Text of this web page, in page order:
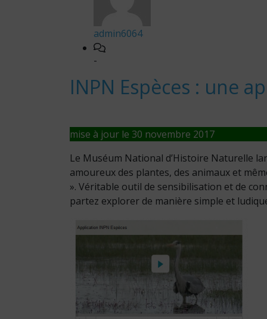
admin6064
-
INPN Espèces : une
mise à jour le 30 novembre 2017
Le Muséum National d’Histoire Naturelle
amoureux des plantes, des animaux et
». Véritable outil de sensibilisation et de
partez explorer de manière simple et